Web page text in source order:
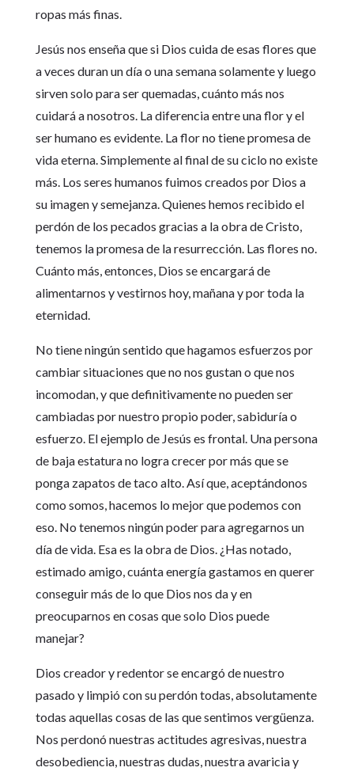
ropas más finas.
Jesús nos enseña que si Dios cuida de esas flores que
a veces duran un día o una semana solamente y luego
sirven solo para ser quemadas, cuánto más nos
cuidará a nosotros. La diferencia entre una flor y el
ser humano es evidente. La flor no tiene promesa de
vida eterna. Simplemente al final de su ciclo no existe
más. Los seres humanos fuimos creados por Dios a
su imagen y semejanza. Quienes hemos recibido el
perdón de los pecados gracias a la obra de Cristo,
tenemos la promesa de la resurrección. Las flores no.
Cuánto más, entonces, Dios se encargará de
alimentarnos y vestirnos hoy, mañana y por toda la
eternidad.
No tiene ningún sentido que hagamos esfuerzos por
cambiar situaciones que no nos gustan o que nos
incomodan, y que definitivamente no pueden ser
cambiadas por nuestro propio poder, sabiduría o
esfuerzo. El ejemplo de Jesús es frontal. Una persona
de baja estatura no logra crecer por más que se
ponga zapatos de taco alto. Así que, aceptándonos
como somos, hacemos lo mejor que podemos con
eso. No tenemos ningún poder para agregarnos un
día de vida. Esa es la obra de Dios. ¿Has notado,
estimado amigo, cuánta energía gastamos en querer
conseguir más de lo que Dios nos da y en
preocuparnos en cosas que solo Dios puede
manejar?
Dios creador y redentor se encargó de nuestro
pasado y limpió con su perdón todas, absolutamente
todas aquellas cosas de las que sentimos vergüenza.
Nos perdonó nuestras actitudes agresivas, nuestra
desobediencia, nuestras dudas, nuestra avaricia y